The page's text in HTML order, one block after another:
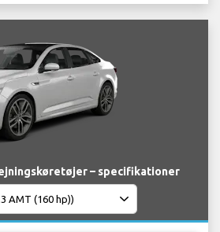
– specifikationer